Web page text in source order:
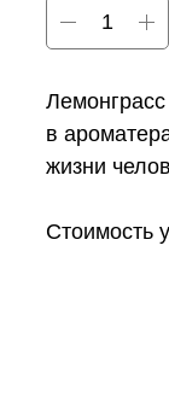
в
жизни
Стоимость